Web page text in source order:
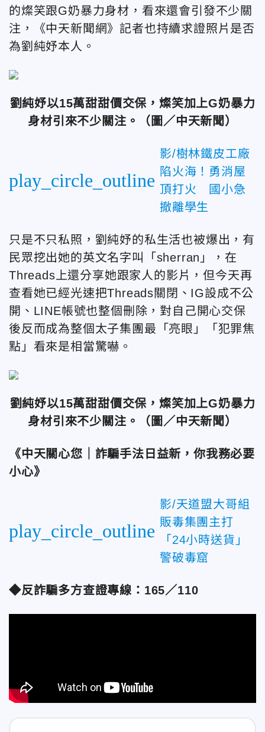
的燦笑跟G奶暴力身材，看來還會引發不少關
注，《中天新聞網》記者也持續求證照片是否
為劉純妤本人。
劉純妤以15萬甜甜價交保，燦笑加上G奶暴力
身材引來不少關注。
（圖／中天新聞）
play_circle_outline
影/樹林鐵皮工廠
陷火海！勇消屋
頂打火 國小急
撤離學生
只是不只私照，劉純妤的私生活也被爆出，有
民眾挖出她的英文名字叫「sherran」，在
Threads上還分享她跟家人的影片，但今天再
查看她已經光速把Threads關閉、IG設成不公
開、LINE帳號也整個刪除，對自己開心交保
後反而成為整個太子集團最「亮眼」「犯罪焦
點」看來是相當驚嚇。
劉純妤以15萬甜甜價交保，燦笑加上G奶暴力
身材引來不少關注。
（圖／中天新聞）
《中天關心您｜詐騙手法日益新，你我務必要
小心》
play_circle_outline
影/天道盟大哥組
販毒集團主打
「24小時送貨」
警破毒窟
◆反詐騙多方查證專線：165／110